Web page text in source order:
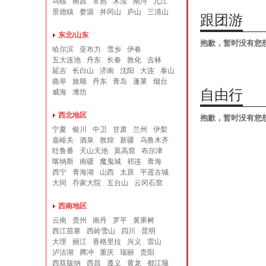
景德镇
婺源 井冈山 庐山 三清山
东北/山东
哈尔滨
亚布力 雪乡
伊春
五大连池
丹东 长春 敦化
吉林
延吉
长白山 济南 沈阳 大连
泰山
曲阜
旅顺 丹东 青岛 蓬莱
烟台
威海
潍坊
西北地区
宁夏
银川 中卫 甘肃 兰州
伊梨
嘉峪关
酒泉 敦煌 新疆
乌鲁木齐
吐鲁番
天山天池 莫高窟
布尔津
喀纳斯
南疆 魔鬼城 祁连
青海
西宁
青海湖 山西 太原
平遥古城
大同
乔家大院 五台山 云冈石窟
西南地区
云南
贵州 南丹 罗平
黄果树
西江苗寨
西岭雪山 四川
昆明
大理
丽江 香格里拉 兴义
雷山
泸沽湖
腾冲 重庆 瑞丽
贵阳
西双版纳
西昌 遵义 黄龙
都江堰
跟团游
抱歉，暂时没有您
自由行
抱歉，暂时没有您